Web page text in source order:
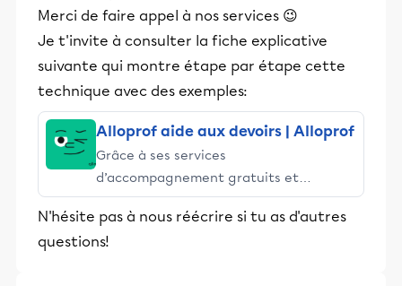
Merci de faire appel à nos services 😉
Je t'invite à consulter la fiche explicative
suivante qui montre étape par étape cette
technique avec des exemples:
Alloprof aide aux devoirs | Alloprof
Grâce à ses services
d’accompagnement gratuits et
stimulants, Alloprof engage les élèves
et leurs parents dans la réussite
éducative.
N'hésite pas à nous réécrire si tu as d'autres
questions!